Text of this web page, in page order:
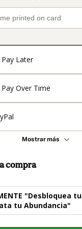
Pay Later
Pay Over Time
Mostrar más
compra
"Desbloquea tu
tu Abundancia"